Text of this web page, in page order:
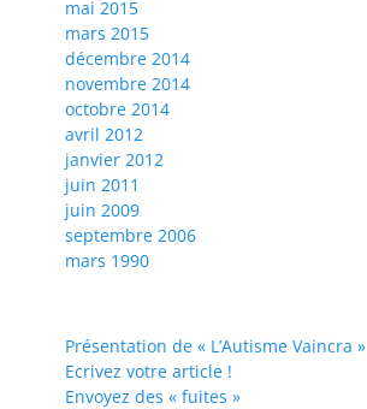
mai 2015
mars 2015
décembre 2014
novembre 2014
octobre 2014
avril 2012
janvier 2012
juin 2011
juin 2009
septembre 2006
mars 1990
Présentation de « L’Autisme Vaincra »
Ecrivez votre article !
Envoyez des « fuites »